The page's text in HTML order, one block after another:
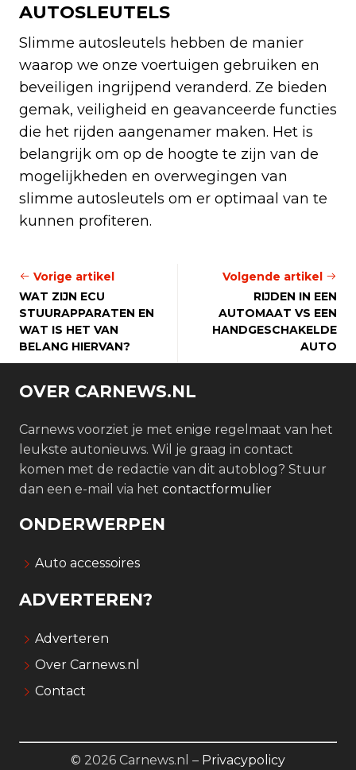
AUTOSLEUTELS
Slimme autosleutels hebben de manier
waarop we onze voertuigen gebruiken en
beveiligen ingrijpend veranderd. Ze bieden
gemak, veiligheid en geavanceerde functies
die het rijden aangenamer maken. Het is
belangrijk om op de hoogte te zijn van de
mogelijkheden en overwegingen van
slimme autosleutels om er optimaal van te
kunnen profiteren.
Vorige artikel
WAT ZIJN ECU
STUURAPPARATEN EN
WAT IS HET VAN
BELANG HIERVAN?
Volgende artikel
RIJDEN IN EEN
AUTOMAAT VS EEN
HANDGESCHAKELDE
AUTO
OVER CARNEWS.NL
Carnews voorziet je met enige regelmaat van het
leukste autonieuws. Wil je graag in contact
komen met de redactie van dit autoblog? Stuur
dan een e-mail via het contactformulier
ONDERWERPEN
Auto accessoires
ADVERTEREN?
Adverteren
Over Carnews.nl
Contact
© 2026 Carnews.nl – Privacypolicy